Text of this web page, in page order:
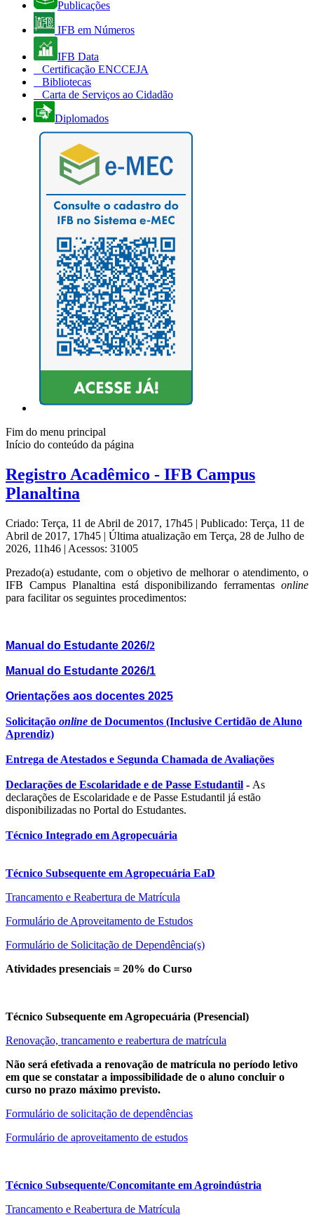
Publicações
IFB em Números
IFB Data
Certificação ENCCEJA
Bibliotecas
Carta de Serviços ao Cidadão
Diplomados
Fim do menu principal
Início do conteúdo da página
Registro Acadêmico - IFB Campus
Planaltina
Criado: Terça, 11 de Abril de 2017, 17h45 | Publicado: Terça, 11 de
Abril de 2017, 17h45 | Última atualização em Terça, 28 de Julho de
2026, 11h46 | Acessos: 31005
Prezado(a) estudante, com o objetivo de melhorar o atendimento, o
IFB Campus Planaltina está disponibilizando ferramentas online
para facilitar os seguintes procedimentos:
Manual do Estudante 2026/2
Manual do Estudante 2026/1
Orientações aos docentes 2025
Solicitação online de Documentos (Inclusive Certidão de Aluno
Aprendiz)
Entrega de Atestados e Segunda Chamada de Avaliações
Declarações de Escolaridade e de Passe Estudantil - As
declarações de Escolaridade e de Passe Estudantil já estão
disponibilizadas no Portal do Estudantes.
Técnico Integrado em Agropecuária
Técnico Subsequente em Agropecuária EaD
Trancamento e Reabertura de Matrícula
Formulário de Aproveitamento de Estudos
Formulário de Solicitação de Dependência(s)
Atividades presenciais = 20% do Curso
Técnico Subsequente em Agropecuária (Presencial)
Renovação, trancamento e reabertura de matrícula
Não será efetivada a renovação de matrícula no período letivo
em que se constatar a impossibilidade de o aluno concluir o
curso no prazo máximo previsto.
Formulário de solicitação de dependências
Formulário de aproveitamento de estudos
Técnico Subsequente/Concomitante em Agroindústria
Trancamento e Reabertura de Matrícula